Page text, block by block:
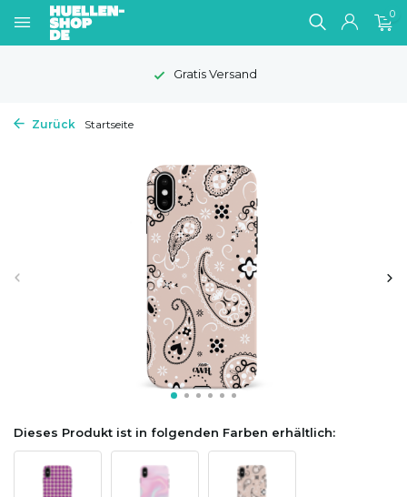
0
Gratis Versand
Zurück Startseite
Dieses Produkt ist in folgenden Farben erhältlich: